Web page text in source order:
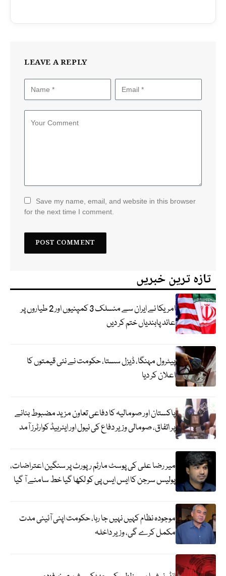
LEAVE A REPLY
Save my name, email, and website in this browser
for the next time I comment.
تازہ ترین خبریں
امریکا نے ایران سے منسلک 3 کمپنیوں اور 2 طیاروں پر
عائد پابندیاں ختم کر دیں
پیٹرول مہنگا، ڈیزل سستا، حکومت نے نئی قیمتوں کا
اعلان کر دیا
پاکستان اور صومالیہ کا دفاعی تعاون مزید مضبوط بنانے
پر اتفاق، صومالی وزیر دفاع کی نیول اور ایئرہیڈ کوارٹرز آمد
میر رضا علی کی پوسٹ مارٹم رپورٹ پر سنگین اعتراضات،
پولیس سرجن کا ایس ایس پی کو لکھا گیا خط سامنے آ گیا
موجودہ نظام کہیں نہیں جا رہا، حکومت اپنی آئینی مدت
مکمل کرے گی، وزیر داخلہ